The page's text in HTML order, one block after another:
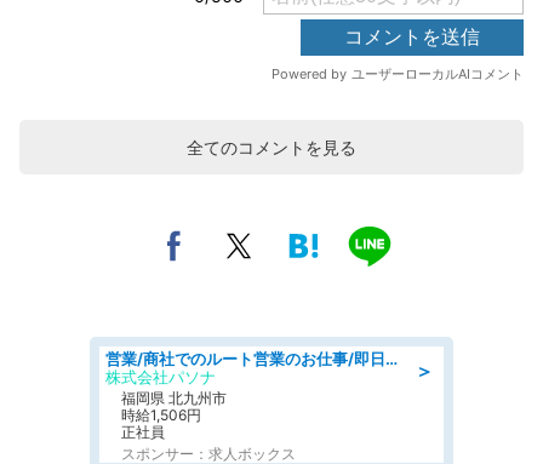
全てのコメントを見る
＞
営業/商社でのルート営業のお仕事/即日勤務可/車通勤可/営業
株式会社パソナ
福岡県 北九州市
時給1,506円
正社員
スポンサー：求人ボックス